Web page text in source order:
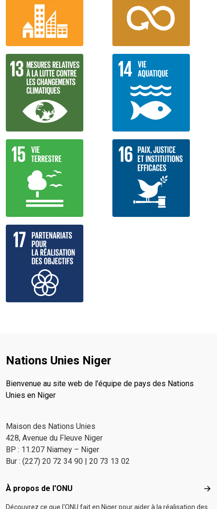
Nations Unies Niger
Bienvenue au site web de l'équipe de pays des Nations
Unies en Niger
Maison des Nations Unies
428, Avenue du Fleuve Niger
BP : 11.207 Niamey – Niger
Bur : (227) 20 72 34 90 | 20 73 13 02
Footer menu
À propos de l'ONU À
Découvrez ce que l'ONU fait en Niger pour aider à la réalisation des